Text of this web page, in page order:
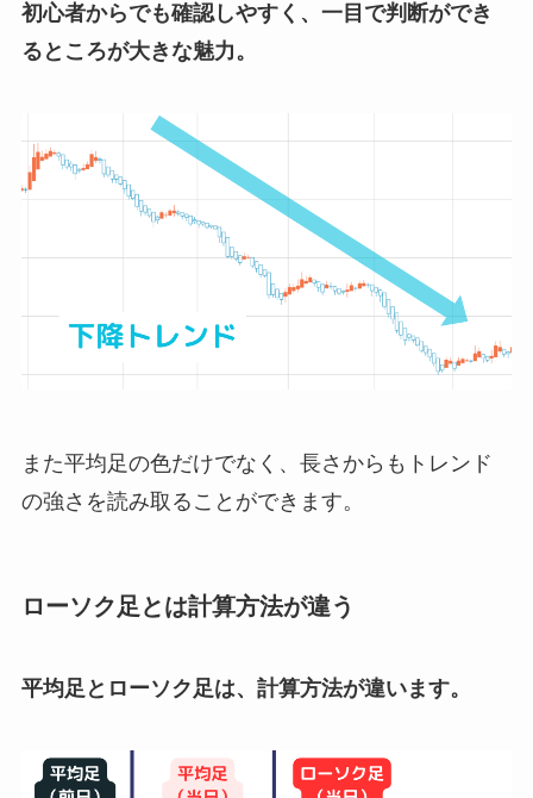
初心者からでも確認しやすく、一目で判断ができ
るところが大きな魅力。
また平均足の色だけでなく、長さからもトレンド
の強さを読み取ることができます。
ローソク足とは計算方法が違う
平均足とローソク足は、計算方法が違います。